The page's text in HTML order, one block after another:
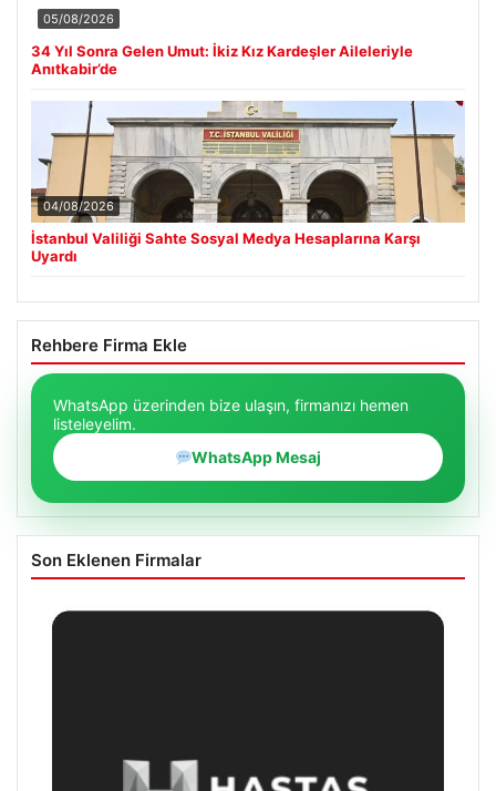
05/08/2026
34 Yıl Sonra Gelen Umut: İkiz Kız Kardeşler Aileleriyle
Anıtkabir’de
04/08/2026
İstanbul Valiliği Sahte Sosyal Medya Hesaplarına Karşı
Uyardı
Rehbere Firma Ekle
WhatsApp üzerinden bize ulaşın, firmanızı hemen
listeleyelim.
WhatsApp Mesaj
Son Eklenen Firmalar